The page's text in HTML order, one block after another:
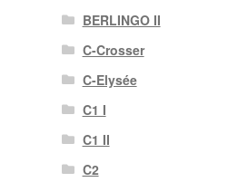
BERLINGO II
C-Crosser
C-Elysée
C1 I
C1 II
C2